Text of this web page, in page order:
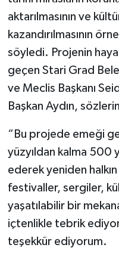
aktarılmasının ve
kazandırılmasının
söyledi. Projenin
geçen Stari Grad
ve Meclis Başkanı
Başkan Aydın,
“Bu projede emeği
yüzyıldan kalma 500
ederek yeniden halkın
festivaller, sergiler,
yaşatılabilir bir
içtenlikle tebrik
teşekkür ediyorum.